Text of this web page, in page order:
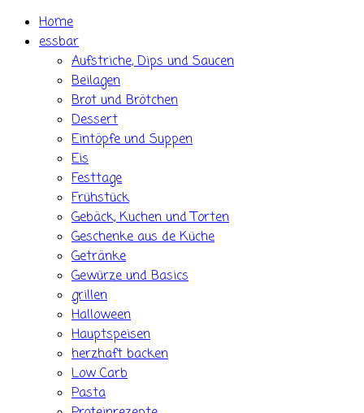
Skip Home
essbar
Aufstriche, Dips und Saucen
Beilagen
Brot und Brötchen
Dessert
Eintöpfe und Suppen
Eis
Festtage
Frühstück
Gebäck, Kuchen und Torten
Geschenke aus de Küche
Getränke
Gewürze und Basics
grillen
Halloween
Hauptspeisen
herzhaft backen
Low Carb
Pasta